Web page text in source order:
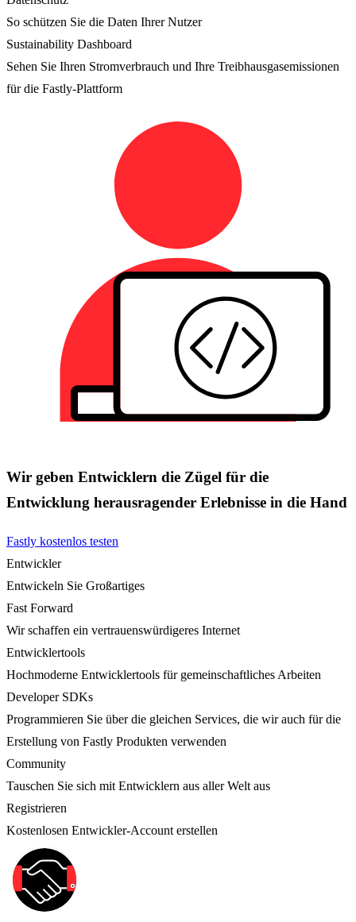
So schützen Sie die Daten Ihrer Nutzer
Sustainability Dashboard
Sehen Sie Ihren Stromverbrauch und Ihre Treibhausgasemissionen
für die Fastly-Plattform
Wir geben Entwicklern die Zügel für die
Entwicklung herausragender Erlebnisse in die Hand
Fastly kostenlos testen
Entwickler
Entwickeln Sie Großartiges
Fast Forward
Wir schaffen ein vertrauenswürdigeres Internet
Entwicklertools
Hochmoderne Entwicklertools für gemeinschaftliches Arbeiten
Developer SDKs
Programmieren Sie über die gleichen Services, die wir auch für die
Erstellung von Fastly Produkten verwenden
Community
Tauschen Sie sich mit Entwicklern aus aller Welt aus
Registrieren
Kostenlosen Entwickler-Account erstellen